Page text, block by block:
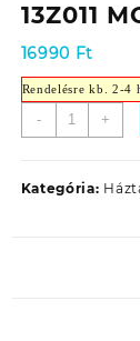
13Z011
16990 Ft
Rendelésre kb. 2-4
-
ZELMER
6132011066
13Z011
+
Kategória: